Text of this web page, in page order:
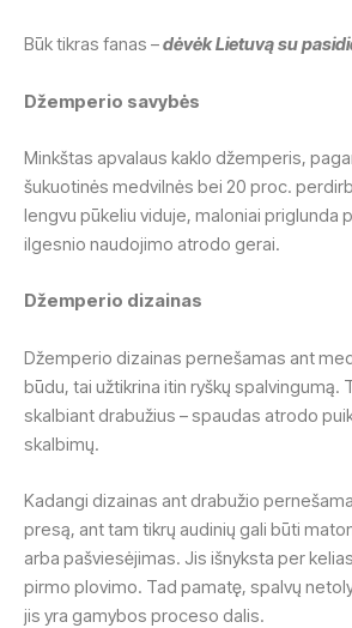
Būk tikras fanas –dėvėk Lietuvą su
Džemperio savybės
Minkštas apvalaus kaklo džemperis,
šukuotinės medvilnės bei 20 proc.
lengvu pūkeliu viduje, maloniai priglunda
ilgesnio naudojimo atrodo gerai.
Džemperio dizainas
Džemperio dizainas pernešamas ant
būdu, tai užtikrina itin ryškų spalvingumą.
skalbiant drabužius – spaudas atrodo
skalbimų.
Kadangi dizainas ant drabužio
presą, ant tam tikrų audinių gali būti
arba pašviesėjimas. Jis išnyksta per
pirmo plovimo. Tad pamatę, spalvų
jis yra gamybos proceso dalis.